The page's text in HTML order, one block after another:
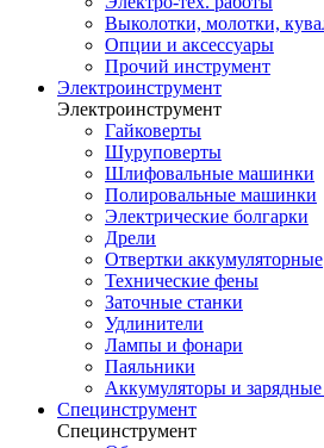
Выколотки, молотки,
Опции и аксессуары
Прочий инструмент
Электроинструмент
Электроинструмент
Гайковерты
Шуруповерты
Шлифовальные машинки
Полировальные машинки
Электрические болгарки
Дрели
Отвертки аккумуляторные
Технические фены
Заточные станки
Удлинители
Лампы и фонари
Паяльники
Аккумуляторы и зарядные
Специнструмент
Специнструмент